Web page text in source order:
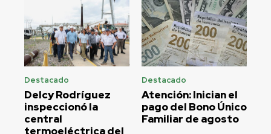
Destacado
Delcy Rodríguez
inspeccionó la
central
termoeléctrica del
Destacado
Atención: Inician el
pago del Bono Único
Familiar de agosto